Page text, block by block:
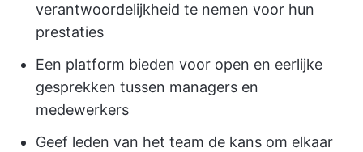
verantwoordelijkheid te nemen voor hun
prestaties
Een platform bieden voor open en eerlijke
gesprekken tussen managers en
medewerkers
Geef leden van het team de kans om elkaar